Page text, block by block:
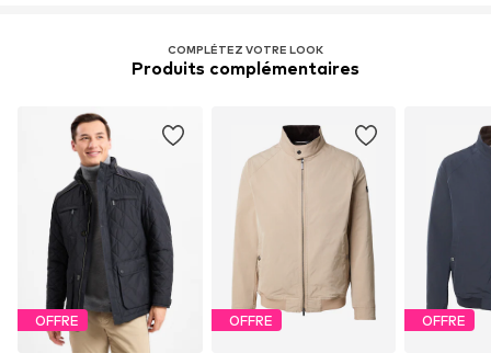
COMPLÉTEZ VOTRE LOOK
Produits complémentaires
OFFRE OFFRE OFFRE